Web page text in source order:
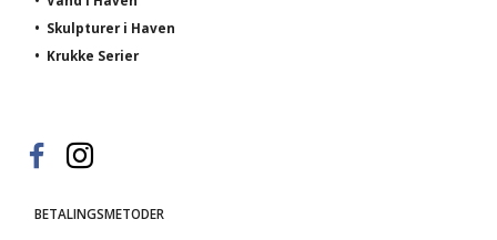
• Skulpturer i Haven
• Krukke Serier
BETALINGSMETODER